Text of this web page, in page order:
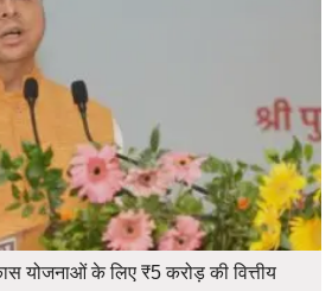
योजनाओं के लिए ₹5 करोड़ की वित्तीय